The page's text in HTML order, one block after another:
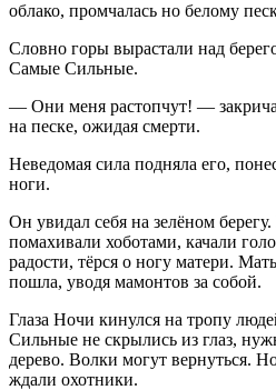
облако, промчалась но белому
Словно горы вырастали над
Самые Сильные.
— Они меня растопчут! —
на песке, ожидая смерти.
Неведомая сила подняла его,
ноги.
Он увидал себя на зелёном
помахивали хоботами, качали
радости, тёрся о ногу матери.
пошла, уводя мамонтов за собой.
Глаза Ночи кинулся на тропу
Сильные не скрылись из глаз,
дерево. Волки могут вернуться.
ждали охотники.